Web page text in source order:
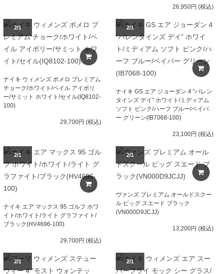
26,950円 (税込)
2/1
ナイキ ウィメンズ ボメロ プレミアム
チョーク/ホワイト/ペイル アイボリ
ー/サミット ホワイト/セイル(IQ8102-
100)
29,700円 (税込)
2/1
ナイキ GS エア ジョーダン 4 “バレン
タインズ デイ” ホワイト/ミディアム
ソフト ピンク/ハーフ ブルー/ベイパ
ー グリーン(IB7068-100)
23,100円 (税込)
2/1
ナイキ エア マックス 95 ゴルフ ホワ
イト/ホワイト/ライト グラファイト/
ブラック(HV4696-100)
29,700円 (税込)
2/1
ヴァンズ プレミアム オールドスクー
ル ピッグ スエード ブラック
(VN000D9JCJJ)
13,200円 (税込)
2/1 2/1